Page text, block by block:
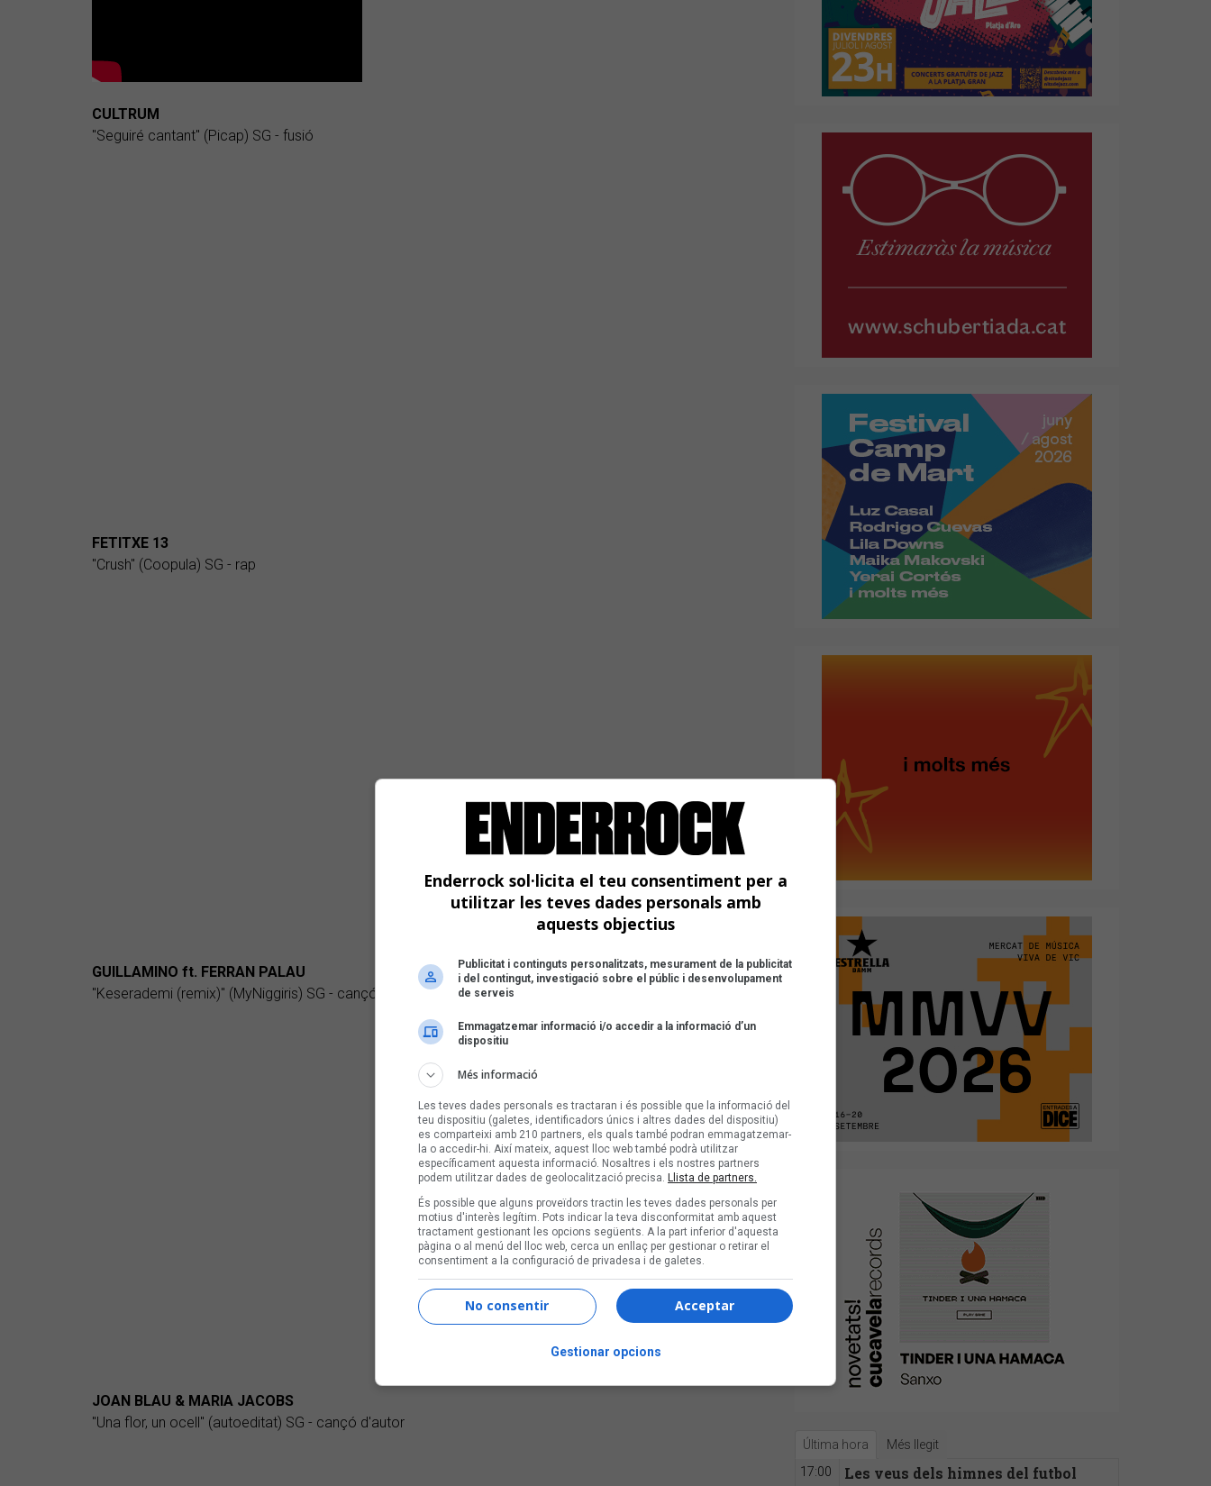
CULTRUM
"Seguiré cantant" (Picap) SG - fusió
FETITXE 13
"Crush" (Coopula) SG - rap
GUILLAMINO ft. FERRAN PALAU
"Keserademi (remix)" (MyNiggiris) SG - cançó-electrònica
JOAN BLAU & MARIA JACOBS
"Una flor, un ocell" (autoeditat) SG - cançó d'autor
Última hora Més llegit
17:00
Les veus dels himnes del futbol
Enderrock sol·licita el teu consentiment per a
utilitzar les teves dades personals amb
aquests objectius
Publicitat i continguts personalitzats, mesurament de la publicitat
i del contingut, investigació sobre el públic i desenvolupament
de serveis
Emmagatzemar informació i/o accedir a la informació d’un
dispositiu
Més informació
Les teves dades personals es tractaran i és possible que la informació del
teu dispositiu (galetes, identificadors únics i altres dades del dispositiu)
es comparteixi amb 210 partners, els quals també podran emmagatzemar-
la o accedir-hi. Així mateix, aquest lloc web també podrà utilitzar
específicament aquesta informació. Nosaltres i els nostres partners
podem utilitzar dades de geolocalització precisa. Llista de partners.
És possible que alguns proveïdors tractin les teves dades personals per
motius d'interès legítim. Pots indicar la teva disconformitat amb aquest
tractament gestionant les opcions següents. A la part inferior d'aquesta
pàgina o al menú del lloc web, cerca un enllaç per gestionar o retirar el
consentiment a la configuració de privadesa i de galetes.
Acceptar
No consentir
Gestionar opcions